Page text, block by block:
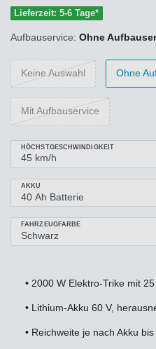
Lieferzeit: 5-6 Tage*
Aufbauservice: Ohne
Keine Auswahl Ohne
Mit Aufbauservice
HÖCHSTGESCHWINDIGKEIT
AKKU
FAHRZEUGFARBE
• 2000 W Elektro-Trike mit
• Lithium-Akku 60 V,
• Reichweite je nach Akku